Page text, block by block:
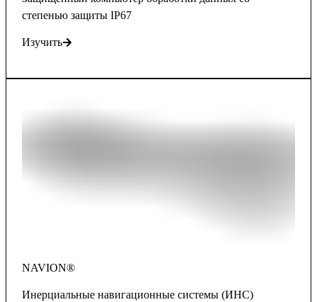
степенью защиты IP67
Изучить
NAVION®
Инерциальные навигационные системы (ИНС)